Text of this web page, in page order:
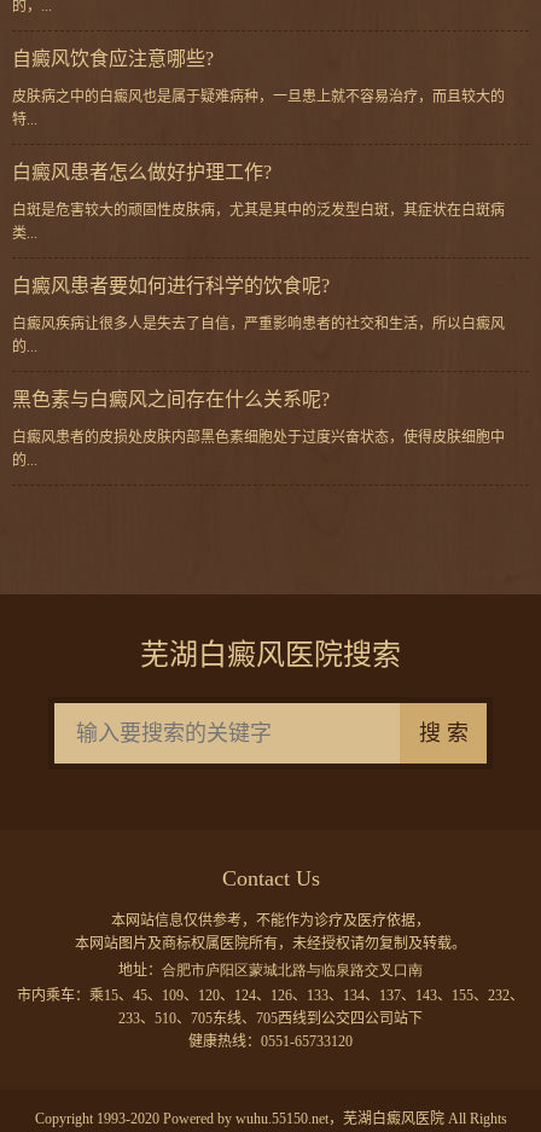
的，...
自癜风饮食应注意哪些?
皮肤病之中的白癜风也是属于疑难病种，一旦患上就不容易治疗，而且较大的
特...
白癜风患者怎么做好护理工作?
白斑是危害较大的顽固性皮肤病，尤其是其中的泛发型白斑，其症状在白斑病
类...
白癜风患者要如何进行科学的饮食呢?
白癜风疾病让很多人是失去了自信，严重影响患者的社交和生活，所以白癜风
的...
黑色素与白癜风之间存在什么关系呢?
白癜风患者的皮损处皮肤内部黑色素细胞处于过度兴奋状态，使得皮肤细胞中
的...
芜湖白癜风医院搜索
搜 索
Contact Us
本网站信息仅供参考，不能作为诊疗及医疗依据，
本网站图片及商标权属医院所有，未经授权请勿复制及转载。
地址： 合肥市庐阳区蒙城北路与临泉路交叉口南
市内乘车：乘15、45、109、120、124、126、133、134、137、143、155、232、
233、510、705东线、705西线到公交四公司站下
健康热线：0551-65733120
Copyright 1993-2020 Powered by wuhu.55150.net，芜湖白癜风医院 All Rights